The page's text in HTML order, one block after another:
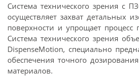
Система технического зрения с
осуществляет захват детальных
поверхности и упрощает процесс
Система технического зрения
DispenseMotion, специально
обеспечения точного
материалов.